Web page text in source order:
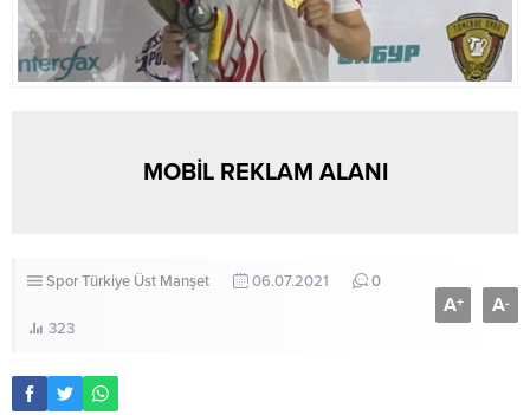
MOBİL REKLAM ALANI
SporTürkiye Üst Manşet 06.07.2021 0
323
A+ A-